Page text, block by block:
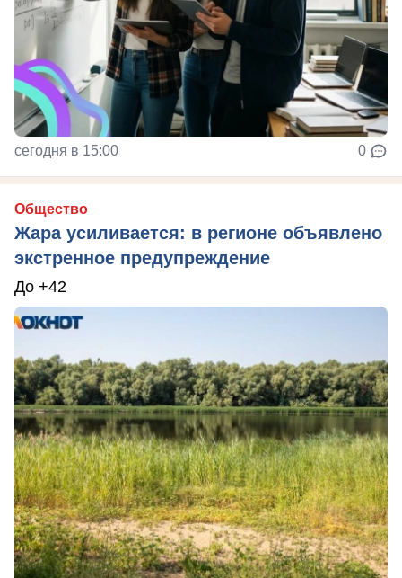
сегодня в 15:00 0
Общество
Жара усиливается: в регионе объявлено
экстренное предупреждение
До +42